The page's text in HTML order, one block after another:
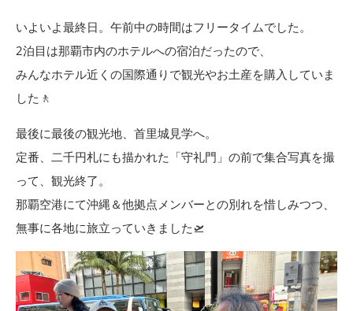
いよいよ最終日。午前中の時間はフリータイムでした。
2泊目は那覇市内のホテルへの宿泊だったので、
みんなホテル近くの国際通りで観光やお土産を購入していま
した🚶
最後に最後の観光地、首里城見学へ。
定番、二千円札にも描かれた「守礼門」の前で集合写真を撮
って、観光終了。
那覇空港にて沖縄＆他拠点メンバーとの別れを惜しみつつ、
無事に各地に旅立っていきました🛫